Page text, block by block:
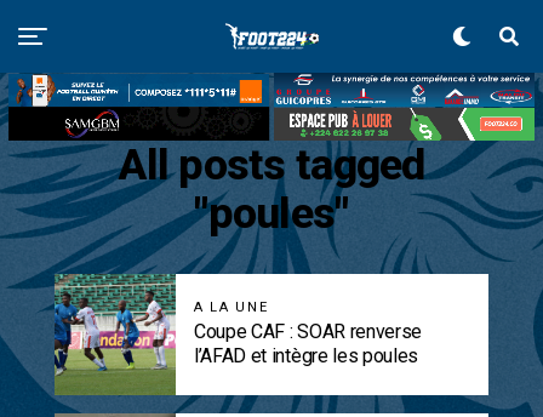
All posts tagged
"poules"
A LA UNE
Coupe CAF : SOAR renverse
l’AFAD et intègre les poules